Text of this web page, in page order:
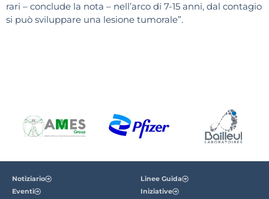
rari – conclude la nota – nell’arco di 7-15 anni, dal contagio
si può sviluppare una lesione tumorale”.
Notiziario
Eventi
Linee Guida
Iniziative